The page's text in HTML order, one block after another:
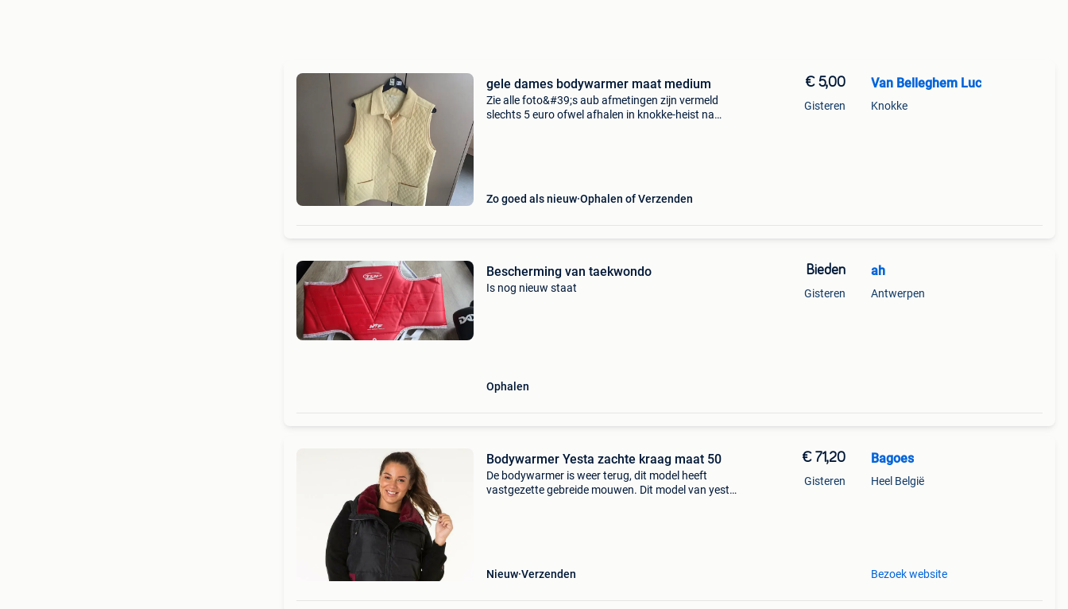
gele dames bodywarmer maat medium
Zie alle foto&#39;s aub afmetingen zijn vermeld
slechts 5 euro ofwel afhalen in knokke-heist na
Zo goed als nieuw Ophalen of Verzenden
€ 5,00
Gisteren
Van Belleghem Luc
Knokke
Bescherming van taekwondo
Is nog nieuw staat
Ophalen
Bieden
Gisteren
ah
Antwerpen
Bodywarmer Yesta zachte kraag maat 50
De bodywarmer is weer terug, dit model heeft
vastgezette gebreide mouwen. Dit model van yesta
Nieuw Verzenden
€ 71,20
Gisteren
Bagoes
Heel België
Bezoek website